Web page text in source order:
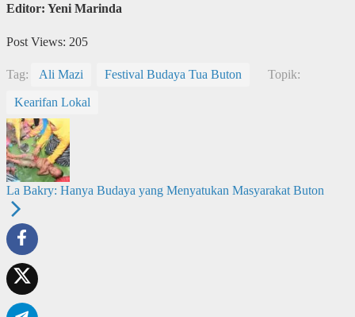
Editor: Yeni Marinda
Post Views: 205
Tag: Ali Mazi Festival Budaya Tua Buton Topik:
Kearifan Lokal
La Bakry: Hanya Budaya yang Menyatukan Masyarakat Buton